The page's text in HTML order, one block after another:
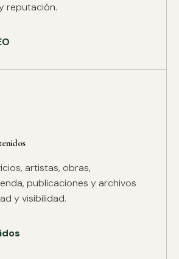
reputación.
artistas, obras,
publicaciones y archivos
y visibilidad.